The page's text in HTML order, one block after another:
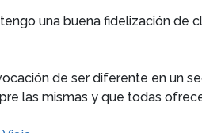
una buena fidelización de
de ser diferente en un
las mismas y que todas